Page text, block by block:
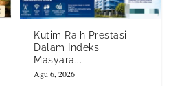
Kutim Raih Prestasi
Dalam Indeks
Masyara...
Agu 6, 2026